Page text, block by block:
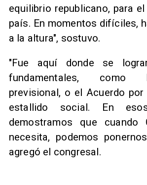
equilibrio republicano, para
país. En momentos difíciles,
a la altura", sostuvo.
"Fue aquí donde se
fundamentales,
previsional, o el Acuerdo
estallido social. En
demostramos que
necesita, podemos
agregó el congresal.